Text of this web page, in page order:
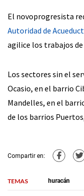
El novoprogresista
Autoridad de
agilice los trabajos
Los sectores sin el
Ocasio, en el barrio
Mandelles, en el
de los barrios
Compartir en:
TEMAS huracán